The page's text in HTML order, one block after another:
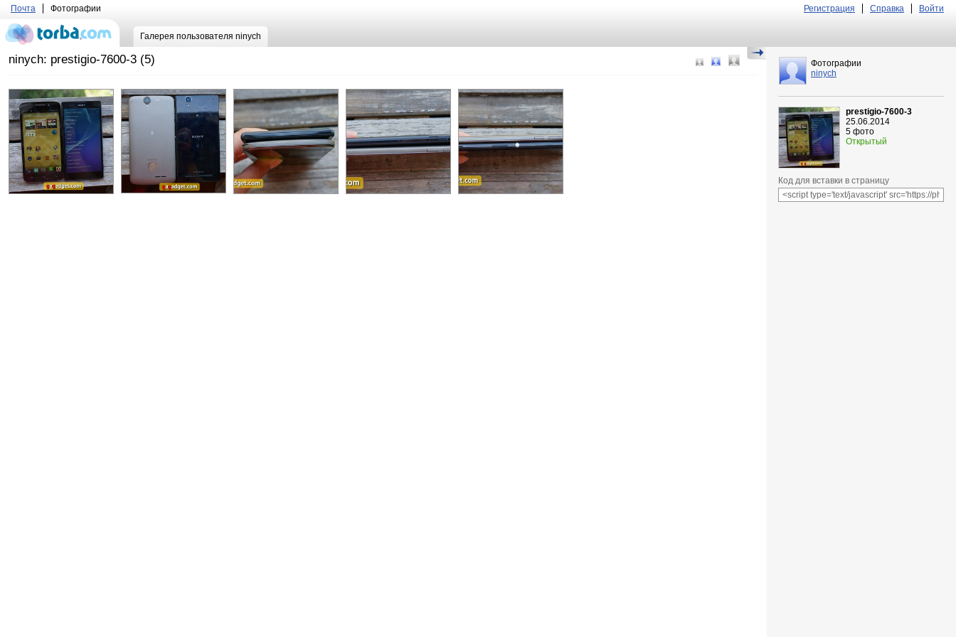
Почта Фотографии Регистрация Справка Войти
Галерея пользователя ninych
ninych: prestigio-7600-3 (5)
Фотографии
ninych
prestigio-7600-3
25.06.2014
5 фото
Открытый
Код для вставки в страницу